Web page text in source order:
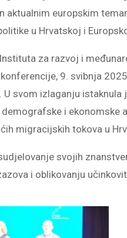
aktualnim europskim
u Hrvatskoj i
za razvoj i
9. svibnja
. U svom izlaganju
i
migracijskih tokova u
svojih
i oblikovanju